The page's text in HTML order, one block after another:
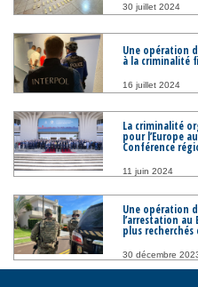
30 juillet 2024
Une opération
à la criminalité
16 juillet 2024
La criminalité
pour l’Europe
Conférence
11 juin 2024
Une opération
l’arrestation au
plus recherchés
30 décembre